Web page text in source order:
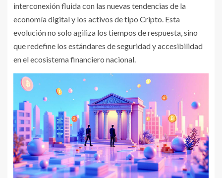
interconexión fluida con las nuevas tendencias de la
economía digital y los activos de tipo Cripto. Esta
evolución no solo agiliza los tiempos de respuesta, sino
que redefine los estándares de seguridad y accesibilidad
en el ecosistema financiero nacional.